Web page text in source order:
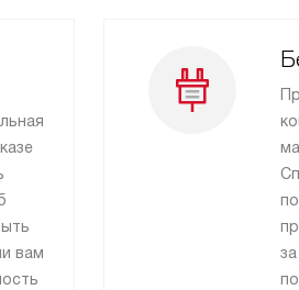
вам